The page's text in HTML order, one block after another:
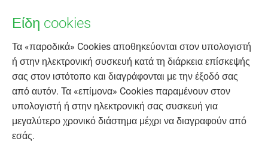
Είδη cookies
Τα «παροδικά» Cookies αποθηκεύονται στον υπολογιστή
ή στην ηλεκτρονική συσκευή κατά τη διάρκεια επίσκεψής
σας στον ιστότοπο και διαγράφονται με την έξοδό σας
από αυτόν. Τα «επίμονα» Cookies παραμένουν στον
υπολογιστή ή στην ηλεκτρονική σας συσκευή για
μεγαλύτερο χρονικό διάστημα μέχρι να διαγραφούν από
εσάς.